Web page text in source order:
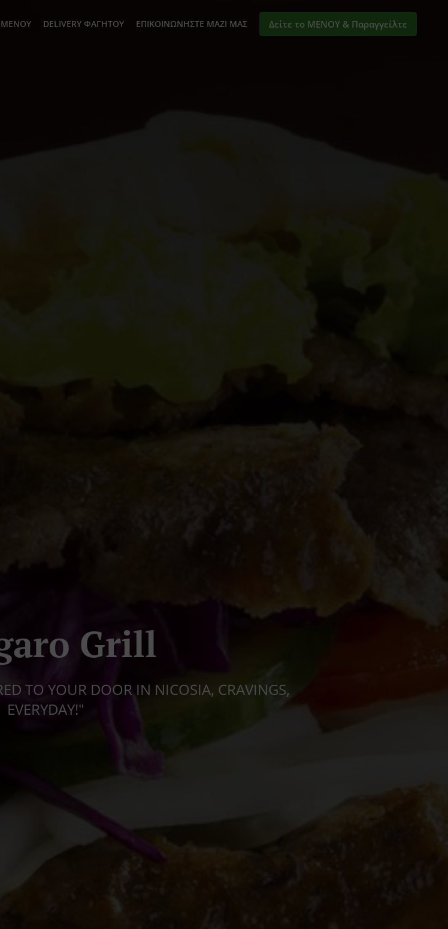
ΜΕΝΟΎ DELIVERY ΦΑΓΗΤΟΎ ΕΠΙΚΟΙΝΩΝΉΣΤΕ ΜΑΖΊ ΜΑΣ Δείτε το ΜΕΝΟΥ & Παραγγείλτε
Grill
TO YOUR DOOR IN NICOSIA, CRAVINGS,
EVERYDAY!"